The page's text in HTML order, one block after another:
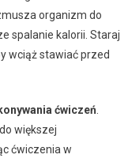
organizm do
spalanie kalorii. Staraj
wciąż stawiać przed
ćwiczeń.
większej
ćwiczenia w